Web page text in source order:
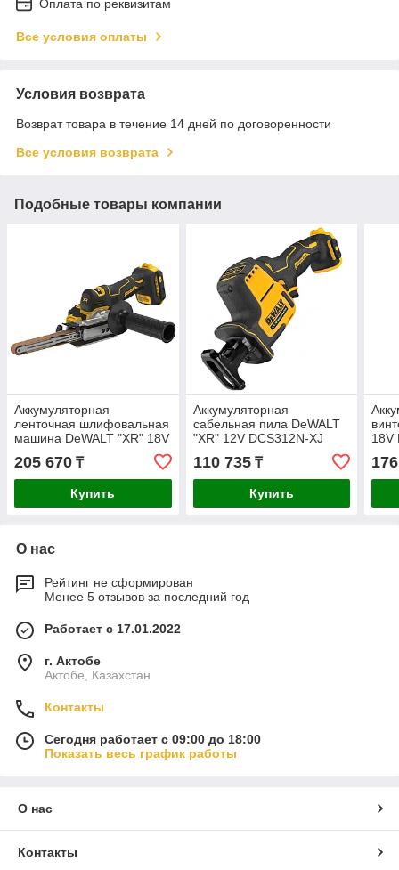
Оплата по реквизитам
Все условия оплаты
Условия возврата
Возврат товара в течение 14 дней по договоренности
Все условия возврата
Подобные товары компании
Аккумуляторная
ленточная шлифовальная
машина DeWALT "XR" 18V
DCM200N-XJ
205 670 ₸
Купить
Аккумуляторная
сабельная пила DeWALT
"XR" 12V DCS312N-XJ
110 735₸
Купить
18V
О нас
Рейтинг не сформирован
Менее 5 отзывов за последний год
Работает с 17.01.2022
г. Актобе
Актобе, Казахстан
Контакты
Сегодня работает с 09:00 до 18:00
Показать весь график работы
О нас
Контакты